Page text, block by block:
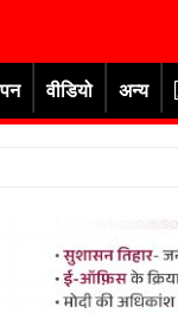
वीडियो अन्य